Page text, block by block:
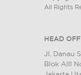
All Rights
HEAD
Jl. Danau
Blok AIII